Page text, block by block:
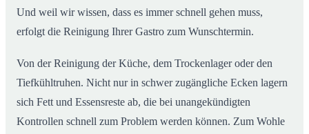
Und weil wir wissen, dass es immer schnell gehen muss,
erfolgt die Reinigung Ihrer Gastro zum Wunschtermin.
Von der Reinigung der Küche, dem Trockenlager oder den
Tiefkühltruhen. Nicht nur in schwer zugängliche Ecken lagern
sich Fett und Essensreste ab, die bei unangekündigten
Kontrollen schnell zum Problem werden können. Zum Wohle